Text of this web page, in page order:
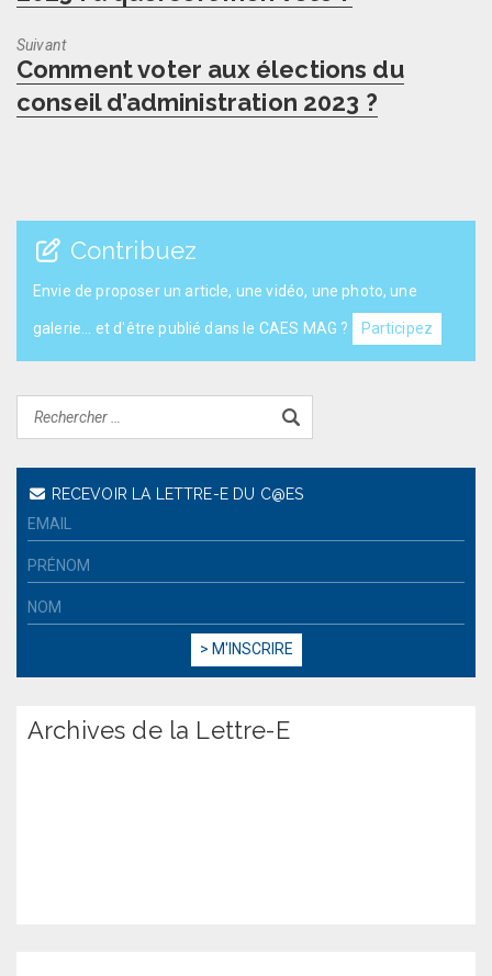
Suivant
Next
post:
Comment voter aux élections du
conseil d’administration 2023 ?
Contribuez
Envie de proposer un article, une vidéo, une photo, une
galerie... et d'être publié dans le CAES MAG ? Participez
RECEVOIR LA LETTRE-E DU C@ES
Archives de la Lettre-E